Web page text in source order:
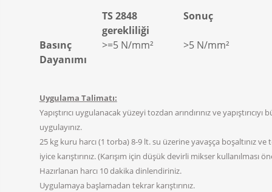
TS 2848
gerekliliği
Sonuç
Basınç
Dayanımı
>=5 N/mm² >5 N/mm²
Uygulama Talimatı:
Yapıştırıcı uygulanacak yüzeyi tozdan arındırınız ve
uygulayınız.
25 kg kuru harcı (1 torba) 8-9 lt. su üzerine yavaşça boşaltınız
iyice karıştırınız. (Karışım için düşük devirli mikser kullanılması
Hazırlanan harcı 10 dakika dinlendiriniz.
Uygulamaya başlamadan tekrar karıştırınız.